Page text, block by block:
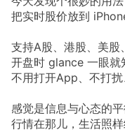
把实时股价放到
支持A股、港股、美股
开盘时 glance 一眼就
不用打开App、不打扰
感觉是信息与心态的平
行情在那儿，生活照样